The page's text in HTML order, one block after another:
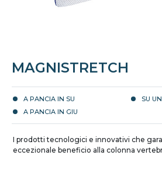
MAGNISTRETCH
A PANCIA IN SU
SU
A PANCIA IN GIU
I prodotti tecnologici e innovativi che
eccezionale beneficio alla colonna